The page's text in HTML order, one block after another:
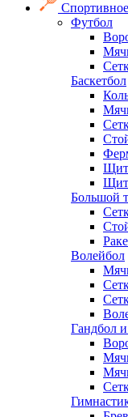
Футбол
Баскетбол
Большой
Волейбол
Гандбол